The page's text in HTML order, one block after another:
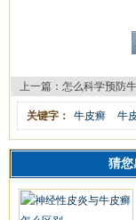
上一篇： 怎么科学预防
关键字： 牛皮癣 牛
猜您